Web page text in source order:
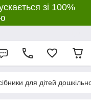
зі 100%
для дітей